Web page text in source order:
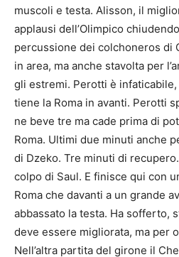
muscoli e testa. Alisson, il
applausi dell’Olimpico
percussione dei colchoneros di
in area, ma anche stavolta per
gli estremi. Perotti è
tiene la Roma in avanti. Perotti
ne beve tre ma cade prima di
Roma. Ultimi due minuti anche
di Dzeko. Tre minuti di
colpo di Saul. E finisce qui con
Roma che davanti a un grande
abbassato la testa. Ha sofferto,
deve essere migliorata, ma per
Nell’altra partita del girone il